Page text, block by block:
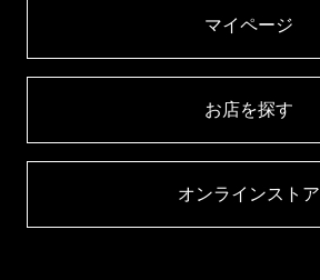
マイページ​
お店を探す​
オンラインストア​